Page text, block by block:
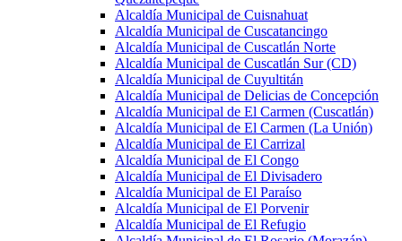
Alcaldía Municipal de Cuisnahuat
Alcaldía Municipal de Cuscatancingo
Alcaldía Municipal de Cuscatlán Norte
Alcaldía Municipal de Cuscatlán Sur (CD)
Alcaldía Municipal de Cuyultitán
Alcaldía Municipal de Delicias de Concepción
Alcaldía Municipal de El Carmen (Cuscatlán)
Alcaldía Municipal de El Carmen (La Unión)
Alcaldía Municipal de El Carrizal
Alcaldía Municipal de El Congo
Alcaldía Municipal de El Divisadero
Alcaldía Municipal de El Paraíso
Alcaldía Municipal de El Porvenir
Alcaldía Municipal de El Refugio